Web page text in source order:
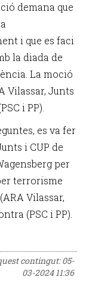
demana que
i que es faci
la diada de
La moció
Vilassar, Junts
i PP).
es va fer
i CUP de
per
terrorisme
Vilassar,
(PSC i PP).
contingut:05-
03-2024 11:36